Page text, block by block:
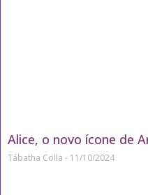
Alice, o novo ícone de
Tábatha Colla 11/10/2024